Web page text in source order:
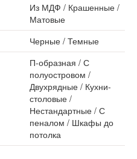
Из МДФ / Крашенные/
Матовые
Черные/ Темные
П-образная / С
полуостровом /
Двухрядные/ Кухни-
столовые/
Нестандартные/ С
пеналом / Шкафы до
потолка